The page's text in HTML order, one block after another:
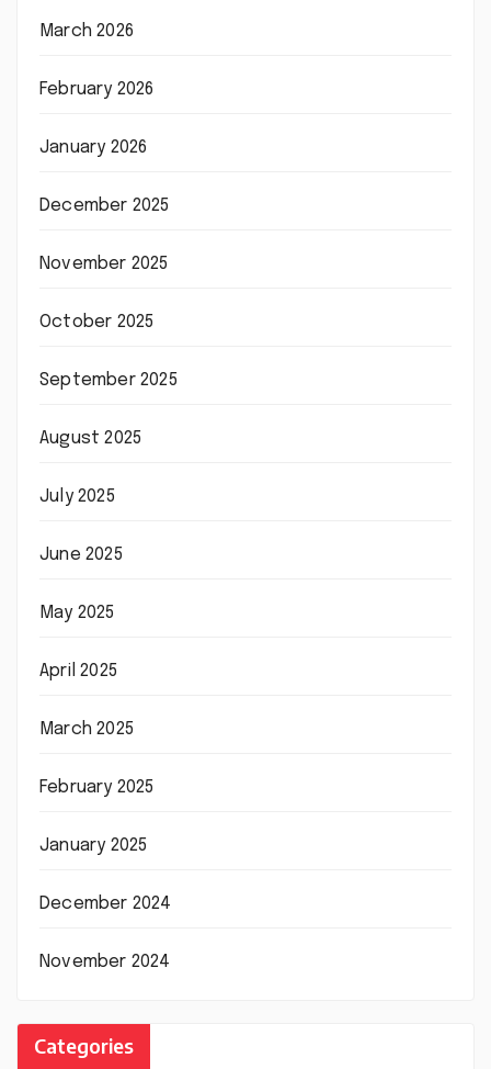
March 2026
February 2026
January 2026
December 2025
November 2025
October 2025
September 2025
August 2025
July 2025
June 2025
May 2025
April 2025
March 2025
February 2025
January 2025
December 2024
November 2024
Categories